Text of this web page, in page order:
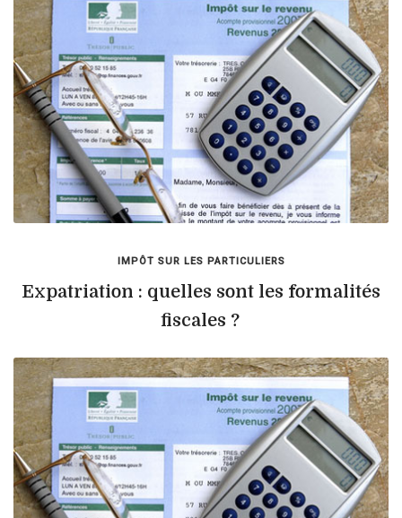
IMPÔT SUR LES PARTICULIERS
Expatriation : quelles sont les formalités
fiscales ?